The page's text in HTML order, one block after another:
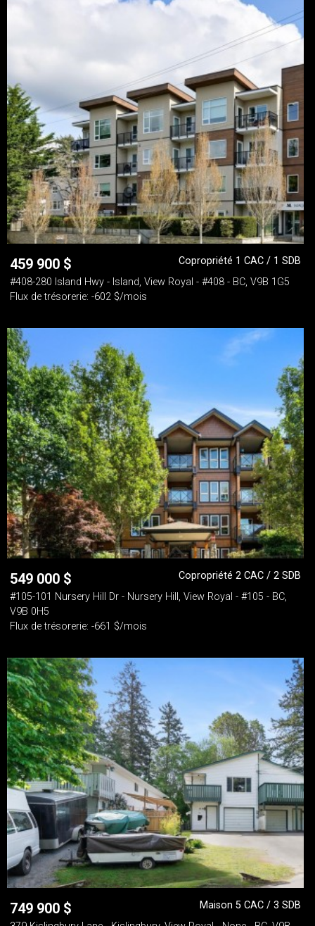
459 900 $
Copropriété 1 CAC / 1 SDB
#408-280 Island Hwy - Island, View Royal - #408 - BC, V9B 1G5
Flux de trésorerie: -602 $/mois
549 000 $
Copropriété 2 CAC / 2 SDB
#105-101 Nursery Hill Dr - Nursery Hill, View Royal - #105 - BC,
V9B 0H5
Flux de trésorerie: -661 $/mois
749 900 $
Maison 5 CAC / 3 SDB